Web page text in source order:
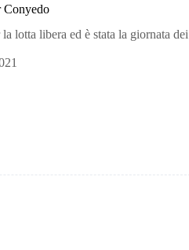
Conyedo
lotta libera ed è stata la giornata dei